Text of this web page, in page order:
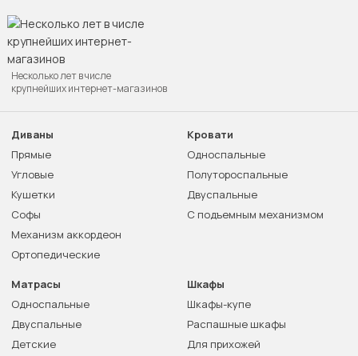
Несколько лет в числе
крупнейших интернет-магазинов
Диваны
Прямые
Угловые
Кушетки
Софы
Механизм аккордеон
Ортопедические
Кровати
Односпальные
Полутороспальные
Двуспальные
С подъемным механизмом
Матрасы
Односпальные
Двуспальные
Детские
Шкафы
Шкафы-купе
Распашные шкафы
Для прихожей